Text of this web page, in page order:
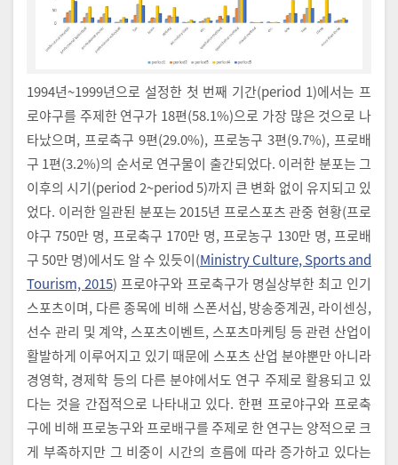
1994년~1999년으로 설정한 첫 번째 기간(period 1)에서는 프
로야구를 주제한 연구가 18편(58.1%)으로 가장 많은 것으로 나
타났으며, 프로축구 9편(29.0%), 프로농구 3편(9.7%), 프로배
구 1편(3.2%)의 순서로 연구물이 출간되었다. 이러한 분포는 그
이후의 시기(period 2~period 5)까지 큰 변화 없이 유지되고 있
었다. 이러한 일관된 분포는 2015년 프로스포츠 관중 현황(프로
야구 750만 명, 프로축구 170만 명, 프로농구 130만 명, 프로배
구 50만 명)에서도 알 수 있듯이(Ministry Culture, Sports and
Tourism, 2015) 프로야구와 프로축구가 명실상부한 최고 인기
스포츠이며, 다른 종목에 비해 스폰서십, 방송중계권, 라이센싱,
선수 관리 및 계약, 스포츠이벤트, 스포츠마케팅 등 관련 산업이
활발하게 이루어지고 있기 때문에 스포츠 산업 분야뿐만 아니라
경영학, 경제학 등의 다른 분야에서도 연구 주제로 활용되고 있
다는 것을 간접적으로 나타내고 있다. 한편 프로야구와 프로축
구에 비해 프로농구와 프로배구를 주제로 한 연구는 양적으로 크
게 부족하지만 그 비중이 시간의 흐름에 따라 증가하고 있다는